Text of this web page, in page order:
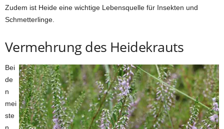
Zudem ist Heide eine wichtige Lebensquelle für Insekten und
Schmetterlinge.
Vermehrung des Heidekrauts
Bei
de
n
mei
ste